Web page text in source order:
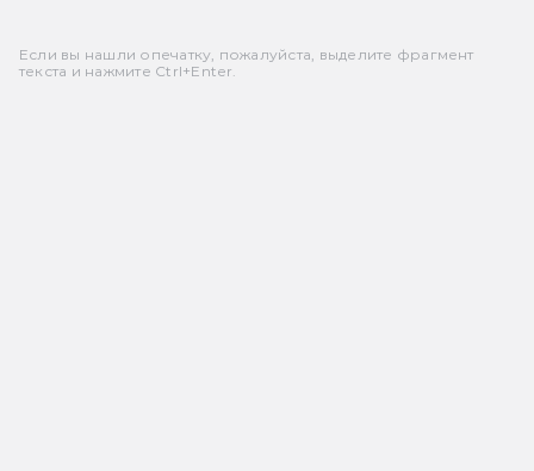
Если вы нашли опечатку, пожалуйста, выделите фрагмент
текста и нажмите Ctrl+Enter.